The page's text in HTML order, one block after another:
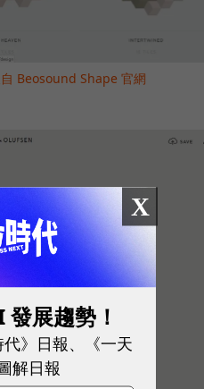
Beosound Shape 官網
X
展趨勢！
》日報、《一天
解日報